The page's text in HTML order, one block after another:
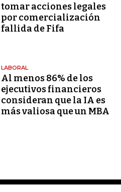
tomar acciones legales
por comercialización
fallida de Fifa
LABORAL
Al menos 86% de los
ejecutivos financieros
consideran que la IA es
más valiosa que un MBA